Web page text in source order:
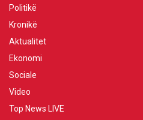
Politikë
Kronikë
Aktualitet
Ekonomi
Sociale
Video
Top News LIVE